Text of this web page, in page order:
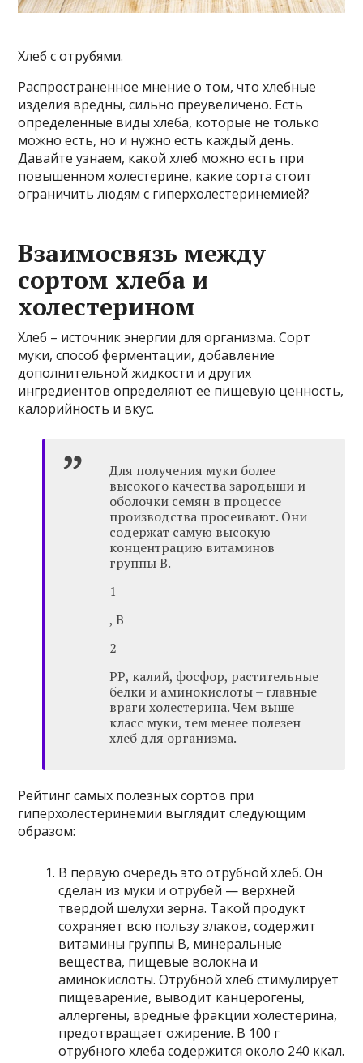
Хлеб с отрубями.
Распространенное мнение о том, что хлебные
изделия вредны, сильно преувеличено. Есть
определенные виды хлеба, которые не только
можно есть, но и нужно есть каждый день.
Давайте узнаем, какой хлеб можно есть при
повышенном холестерине, какие сорта стоит
ограничить людям с гиперхолестеринемией?
Взаимосвязь между
сортом хлеба и
холестерином
Хлеб – источник энергии для организма. Сорт
муки, способ ферментации, добавление
дополнительной жидкости и других
ингредиентов определяют ее пищевую ценность,
калорийность и вкус.
Для получения муки более
высокого качества зародыши и
оболочки семян в процессе
производства просеивают. Они
содержат самую высокую
концентрацию витаминов
группы В.
1
, В
2
РР, калий, фосфор, растительные
белки и аминокислоты – главные
враги холестерина. Чем выше
класс муки, тем менее полезен
хлеб для организма.
Рейтинг самых полезных сортов при
гиперхолестеринемии выглядит следующим
образом:
В первую очередь это отрубной хлеб. Он
сделан из муки и отрубей — верхней
твердой шелухи зерна. Такой продукт
сохраняет всю пользу злаков, содержит
витамины группы В, минеральные
вещества, пищевые волокна и
аминокислоты. Отрубной хлеб стимулирует
пищеварение, выводит канцерогены,
аллергены, вредные фракции холестерина,
предотвращает ожирение. В 100 г
отрубного хлеба содержится около 240 ккал.